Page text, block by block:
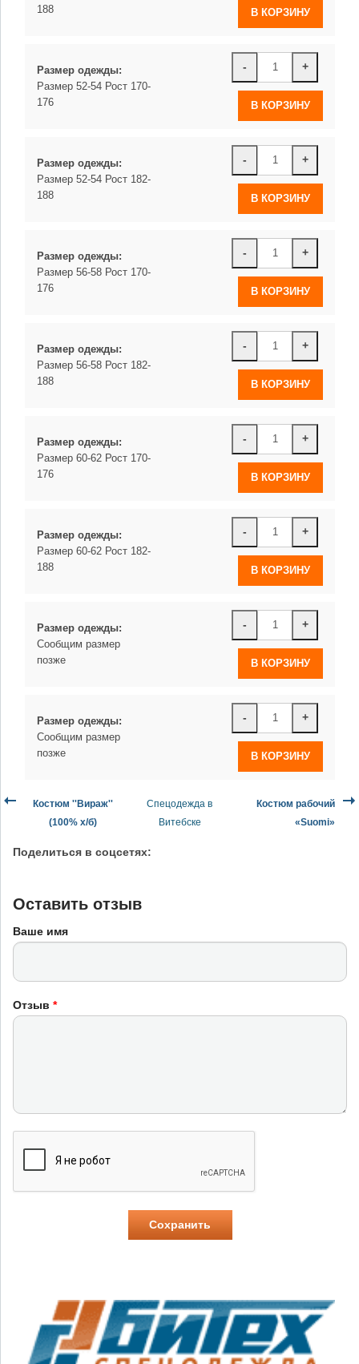
188
- +
Размер одежды:
Размер 52-54 Рост 170-
176
- +
Размер одежды:
Размер 52-54 Рост 182-
188
- +
Размер одежды:
Размер 56-58 Рост 170-
176
- +
Размер одежды:
Размер 56-58 Рост 182-
188
- +
Размер одежды:
Размер 60-62 Рост 170-
176
- +
Размер одежды:
Размер 60-62 Рост 182-
188
- +
Размер одежды:
Сообщим размер
позже
- +
Размер одежды:
Сообщим размер
позже
Костюм ''Вираж''
(100% х/б)
Спецодежда в
Витебске
Костюм рабочий
«Suomi»
Поделиться в соцсетях:
Оставить отзыв
Ваше имя
Отзыв *